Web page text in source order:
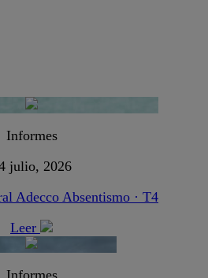
Informes
julio, 2026
Adecco Absentismo · T4
Leer
Informes